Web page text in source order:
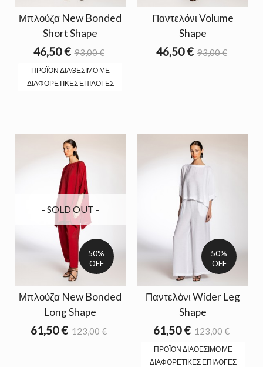
Μπλούζα New Bonded
Short Shape
46,50 € 93,00 €
ΠΡΟΪΌΝ ΔΙΑΘΈΣΙΜΟ ΜΕ
ΔΙΑΦΟΡΕΤΙΚΈΣ ΕΠΙΛΟΓΈΣ
Παντελόνι Volume
Shape
46,50 € 93,00 €
50%
OFF
- SOLD OUT -
Μπλούζα New Bonded
Long Shape
61,50 € 123,00 €
50%
OFF
Παντελόνι Wider Leg
Shape
61,50 € 123,00 €
ΠΡΟΪΌΝ ΔΙΑΘΈΣΙΜΟ ΜΕ
ΔΙΑΦΟΡΕΤΙΚΈΣ ΕΠΙΛΟΓΈΣ